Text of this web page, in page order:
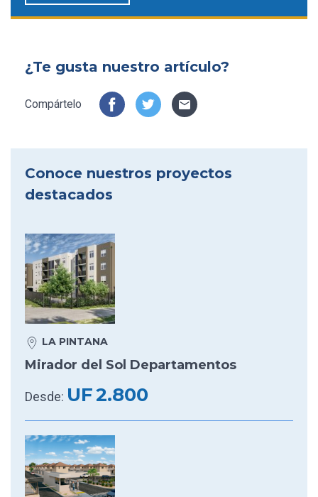
Conoce nuestros proyectos
destacados
LA PINTANA
Mirador del Sol Departamentos
Desde: UF2.800
¿Te gusta nuestro artículo?
Compártelo